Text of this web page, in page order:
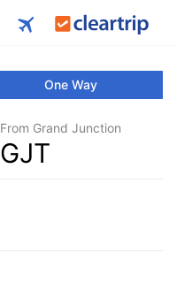
One Way
From Grand Junction
GJT